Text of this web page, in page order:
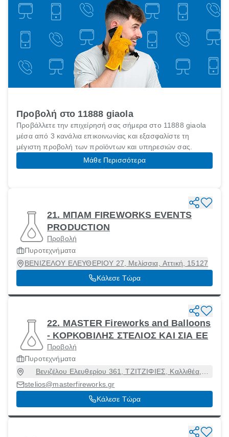
Προβολή στο 11888 giaola
Προβάλλετε την επιχείρησή σας σήμερα στο 11888 giaola
μέσα από 3 κανάλια επικοινωνίας και εξασφαλίστε τη
μέγιστη προβολή των προϊόντων και υπηρεσιών σας.
Μάθε Περισσότερα
21. ΜΠΑΜ FIREWORKS EVENTS
PRODUCTION
Προβολή
Πυροτεχνήματα
ΒΕΝΙΖΕΛΟΥ ΕΛΕΥΘΕΡΙΟΥ 27, Μελίσσια, Αττική, 15127
Κάλεσε Τώρα
22. MASTER Fireworks and Balloons
- ΚΟΡΚΟΒΙΛΗΣ ΣΤΕΛΙΟΣ ΚΑΙ ΣΙΑ ΕΕ
Προβολή
Πυροτεχνήματα
Βενιζέλου Ελευθερίου 361, ΤΖΙΤΖΙΦΙΕΣ, Καλλιθέα,
Αττική, 17674
stelios@masterfireworks.gr
Κάλεσε Τώρα